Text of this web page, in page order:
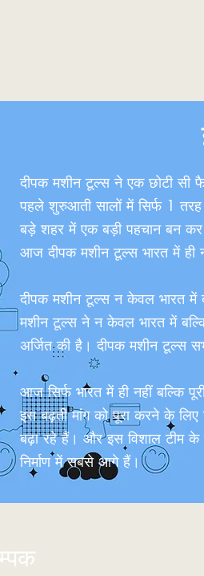
दीपक मशीन टूल्स ने एक छोटी
पहले शुरुआती सालों में सिर्फ 1
बड़े शहर में एक बड़ी पहचान बन
आज दीपक मशीन टूल्स भारत में ही
दीपक मशीन टूल्स न केवल भारत में
मशीन टूल्स ने न केवल भारत में
अर्जित की है। दीपक मशीन टूल्स
आज सिर्फ भारत में ही नहीं बल्कि
इस बढ़ती मांग को पूरा करने के लिए
बढ़ा रहे हैं। और इस विशाल टीम के
निर्माण में सबसे आगे हैं।